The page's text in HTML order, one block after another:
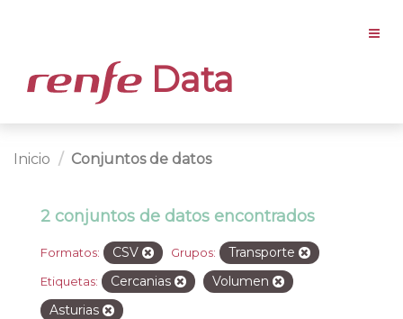
Data
Inicio Conjuntos de datos
2 conjuntos de datos encontrados
Formatos: CSV Grupos: Transporte
Etiquetas: Cercanias
Volumen
Asturias